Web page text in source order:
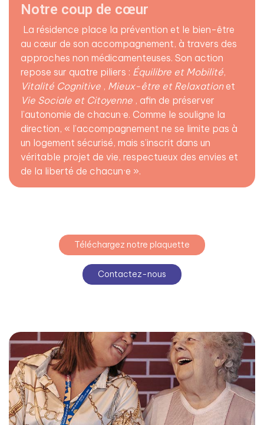
Notre coup de cœur
La résidence place la prévention et le bien-être
au cœur de son accompagnement, à travers des
approches non médicamenteuses. Son action
repose sur quatre piliers : Équilibre et Mobilité,
Vitalité Cognitive , Mieux-être et Relaxationet
Vie Sociale et Citoyenne , afin de préserver
l’autonomie de chacun·e. Comme le souligne la
direction, « l’accompagnement ne se limite pas à
un logement sécurisé, mais s’inscrit dans un
véritable projet de vie, respectueux des envies et
de la liberté de chacun·e ».
Téléchargez notre plaquette
Contactez-nous